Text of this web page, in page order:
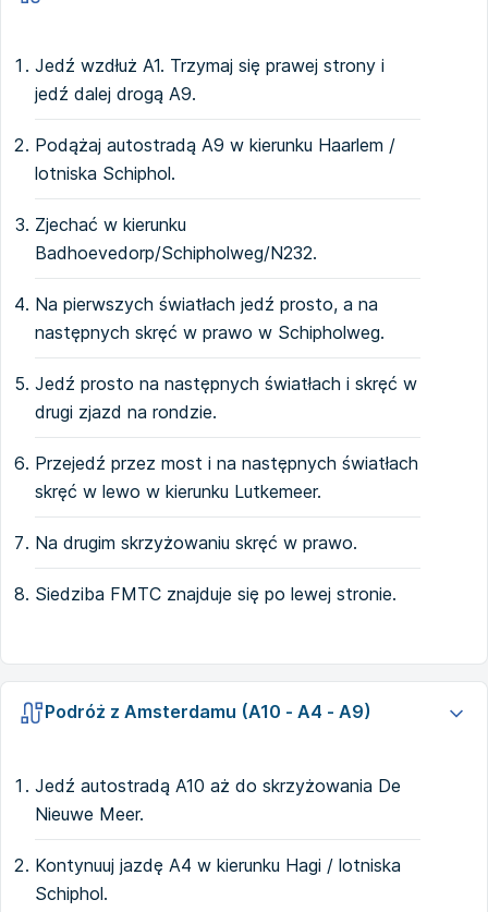
Jedź wzdłuż A1. Trzymaj się prawej strony i
jedź dalej drogą A9.
Podążaj autostradą A9 w kierunku Haarlem /
lotniska Schiphol.
Zjechać w kierunku
Badhoevedorp/Schipholweg/N232.
Na pierwszych światłach jedź prosto, a na
następnych skręć w prawo w Schipholweg.
Jedź prosto na następnych światłach i skręć w
drugi zjazd na rondzie.
Przejedź przez most i na następnych światłach
skręć w lewo w kierunku Lutkemeer.
Na drugim skrzyżowaniu skręć w prawo.
Siedziba FMTC znajduje się po lewej stronie.
Podróż z Amsterdamu (A10 - A4 - A9)
Jedź autostradą A10 aż do skrzyżowania De
Nieuwe Meer.
Kontynuuj jazdę A4 w kierunku Hagi / lotniska
Schiphol.